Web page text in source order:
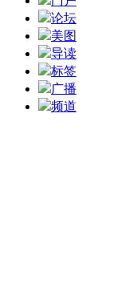
论坛
美图
导读
标签
广播
频道